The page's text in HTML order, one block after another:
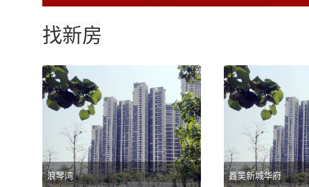
找新房
浪琴湾 鑫吴新城华府